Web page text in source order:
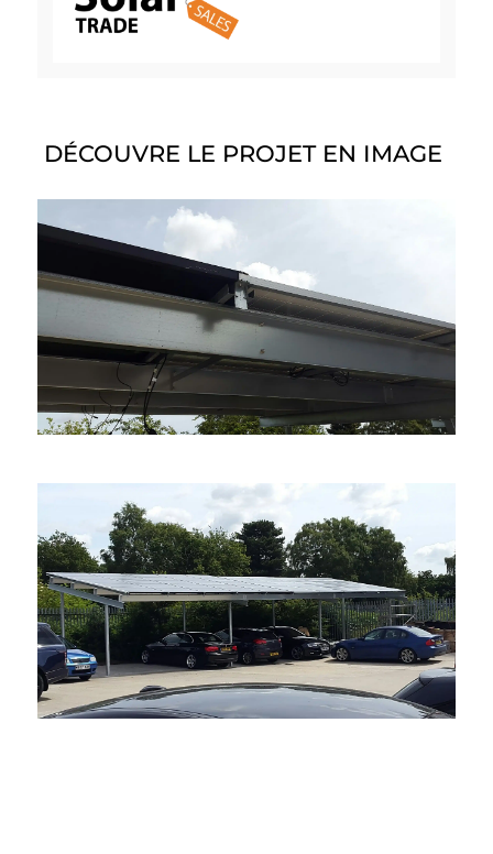
DÉCOUVRE LE PROJET EN IMAGE